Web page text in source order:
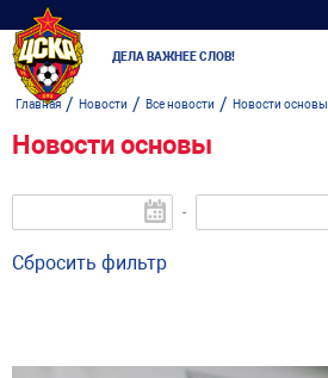
ДЕЛА ВАЖНЕЕ СЛОВ!
Главная/ Новости / Все новости / Новости основы
Новости основы
-
Сбросить фильтр